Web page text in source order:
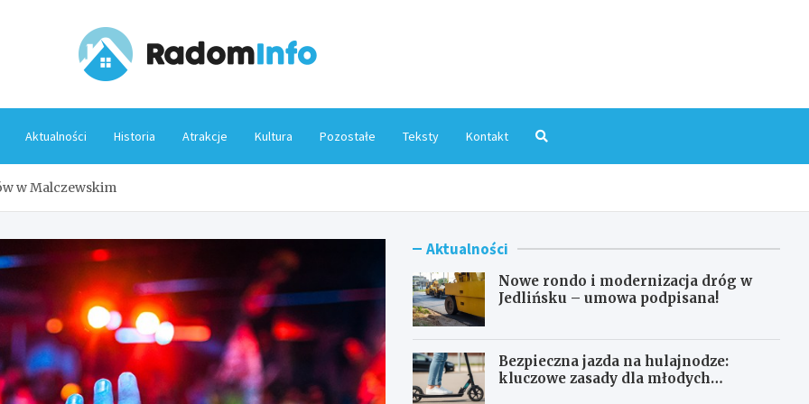
Aktualności Historia Atrakcje Kultura Pozostałe Teksty Kontakt
w Malczewskim
Aktualności
Nowe rondo i modernizacja dróg w
Jedlińsku – umowa podpisana!
Bezpieczna jazda na hulajnodze:
kluczowe zasady dla młodych